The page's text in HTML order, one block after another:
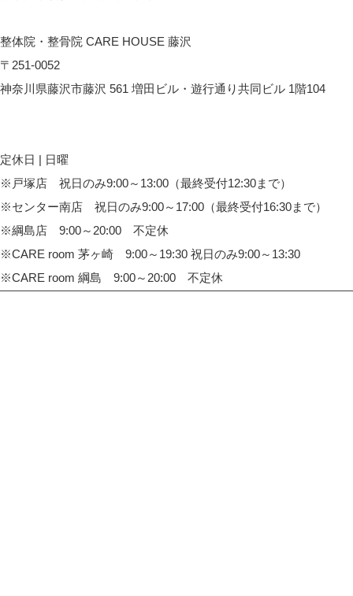
整体院・整骨院 CARE HOUSE 藤沢
〒251-0052
神奈川県藤沢市藤沢 561 増田ビル・遊行通り共同ビル 1階104
定休日 | 日曜
※戸塚店 祝日のみ9:00～13:00（最終受付12:30まで）
※センター南店 祝日のみ9:00～17:00（最終受付16:30まで）
※綱島店 9:00～20:00 不定休
※CARE room 茅ヶ崎 9:00～19:30 祝日のみ9:00～13:30
※CARE room 綱島 9:00～20:00 不定休